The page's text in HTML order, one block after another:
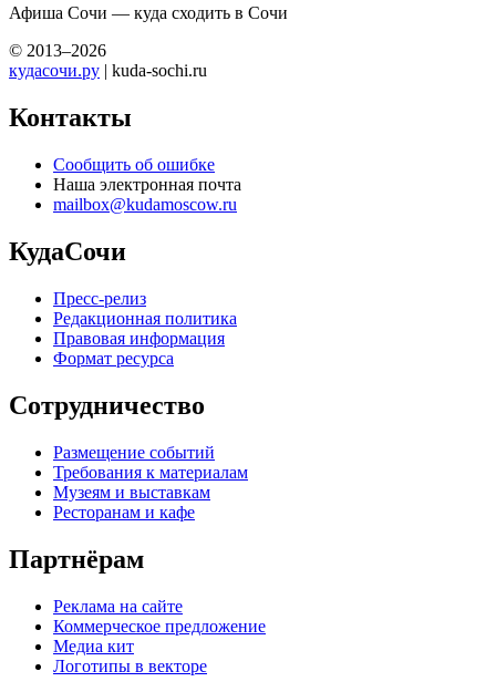
Афиша Сочи — куда сходить в Сочи
© 2013–2026
кудасочи.ру | kuda-sochi.ru
Контакты
Сообщить об ошибке
Наша электронная почта
mailbox@kudamoscow.ru
КудаСочи
Пресс-релиз
Редакционная политика
Правовая информация
Формат ресурса
Сотрудничество
Размещение событий
Требования к материалам
Музеям и выставкам
Ресторанам и кафе
Партнёрам
Реклама на сайте
Коммерческое предложение
Медиа кит
Логотипы в векторе